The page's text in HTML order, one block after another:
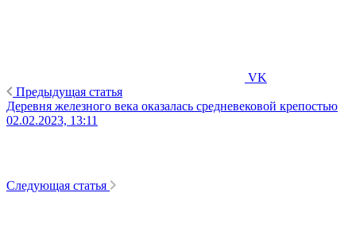
VK
Предыдущая статья
Деревня железного века оказалась средневековой крепостью
02.02.2023, 13:11
Следующая статья